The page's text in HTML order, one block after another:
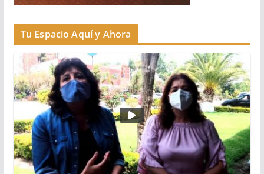
Tu Espacio Aquí y Ahora